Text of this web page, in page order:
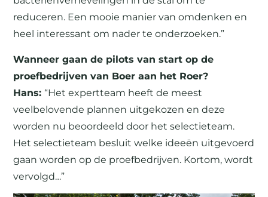
reduceren. Een mooie manier van omdenken en
heel interessant om nader te onderzoeken.”
Wanneer gaan de pilots van start op de
proefbedrijven van Boer aan het Roer?
Hans: “Het expertteam heeft de meest
veelbelovende plannen uitgekozen en deze
worden nu beoordeeld door het selectieteam.
Het selectieteam besluit welke ideeën uitgevoerd
gaan worden op de proefbedrijven. Kortom, wordt
vervolgd…”